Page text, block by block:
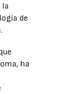
la
de
ha